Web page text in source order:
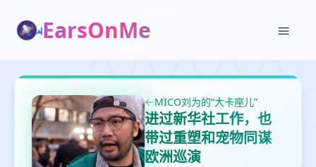
EarsOnMe
MICO刘为的“大卡座儿”
进过新华社工作，也
带过重塑和宠物同谋
欧洲巡演
✕
打分
鼠标下留人
✕
删除确认 ✕
加入播单